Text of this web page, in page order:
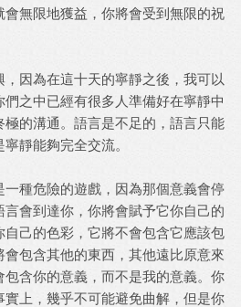
會無限地獲益，你將會受到無限的祝
因為在這十天的寧靜之後，我可以
之中已經有很多人準備好在寧靜中
極的溝通。語言是不足的，語言只能
靜能夠完全交流。
種危險的遊戲，因為那個意義會停
言會到達你，你將會賦予它你自己的
自己的色彩，它將不會包含它應該包
包含其他的東西，其他遠比原意來
包含你的意義，而不是我的意義。你
實上，幾乎不可能避免曲解，但是你